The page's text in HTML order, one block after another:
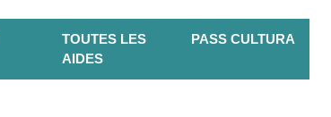
TOUTES LES
AIDES
PASS CULTURA